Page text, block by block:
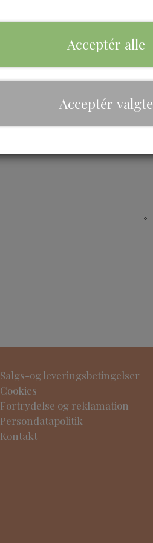
Kontakt os
Salgs-og leveringsbetingelser
Cookies
Fortrydelse og reklamation
Persondatapolitik
Kontakt
Acceptér alle
Acceptér valgte